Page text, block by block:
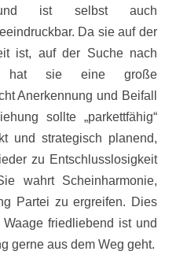
und ist selbst auch
Da sie auf der
ist, auf der Suche nach
hat sie eine große
Anerkennung und Beifall
sollte „parkettfähig“
und strategisch planend,
zu Entschlusslosigkeit
wahrt Scheinharmonie,
Partei zu ergreifen. Dies
friedliebend ist und
gerne aus dem Weg geht.